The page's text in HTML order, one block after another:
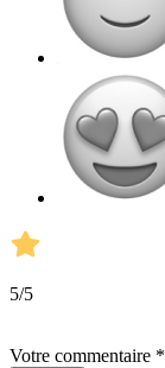
5/5
Votre commentaire *